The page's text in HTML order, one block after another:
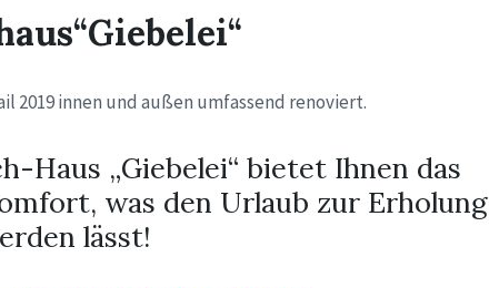
2019 innen und außen umfassend renoviert.
Haus „Giebelei“ bietet Ihnen das
was den Urlaub zur Erholung
lässt!